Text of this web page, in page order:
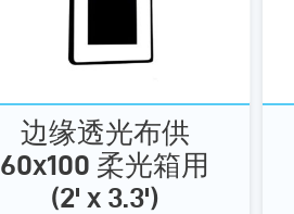
边缘透光布供
60x100 柔光箱用
(2' x 3.3')